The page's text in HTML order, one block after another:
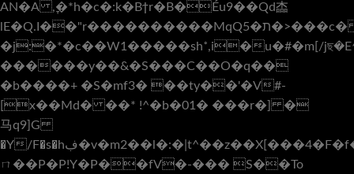
AN�A ,̞�*h�c�:k�Bϯr�B�Éu9��Qd楍
lE�Q.I��"r����������MqQת�5�>���c� /
�j:�*�c��W1�����sh˚,i�u�#�m[/
������y��&�S���C��O�q��
�b����+ �S�mf3� ��ty��'�V#-
[x��Md� ��* !^�b�01� ���r�] �
马q9]G
�Y/F�s�hڣ�v�m2��l�:�|t^��z��X[���4�F�f�W��%�T��%��u<�f�bcm���kΪ(2"��ˬq��Ga�y��Y6�������
ㄇ��P�P!Y�P��fV�-��� S��To